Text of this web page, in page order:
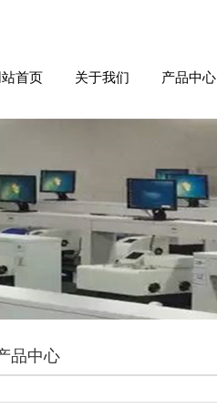
首页 关于我们 产品中心
品中心